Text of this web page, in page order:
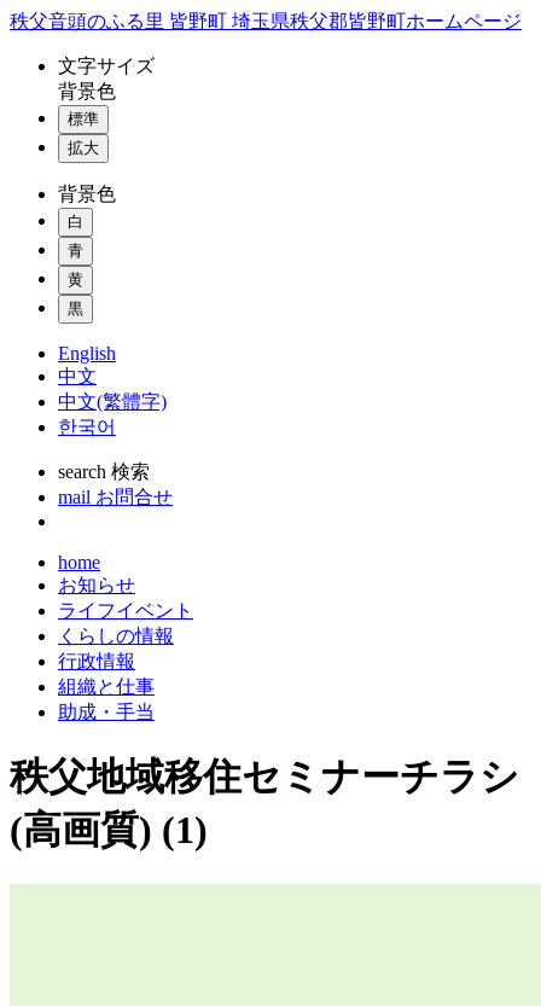
コ
秩父音頭のふる里 皆野町 埼玉県秩父郡皆野町ホームページ
文字サイズ
背景色
標準
拡大
背景色
白
青
黄
黒
English
中文
中文(繁體字)
한국어
search 検索
mail お問合せ
home
お知らせ
ライフイベント
くらしの情報
行政情報
組織と仕事
助成・手当
秩父地域移住セミナーチラシ
(高画質) (1)